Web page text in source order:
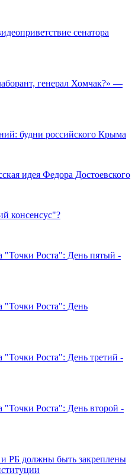
сенатора
генерал Хомчак?» —
будни российского Крыма
идея Федора Достоевского
консенсус"?
"Точки Роста": День пятый -
"Точки Роста": День
Роста": День третий -
"Точки Роста": День второй -
РБ должны быть закреплены